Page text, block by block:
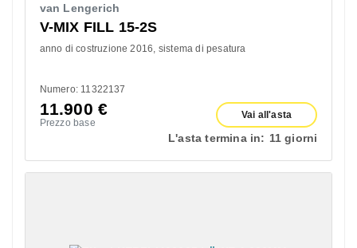
van Lengerich
V-MIX FILL 15-2S
anno di costruzione 2016 sistema di pesatura
Numero: 11322137
11.900 €
Prezzo base
Vai all'asta
L'asta termina in: 11 giorni